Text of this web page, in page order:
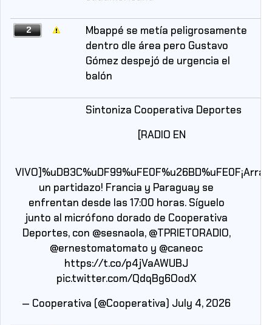
2
Mbappé se metía peligrosamente
dentro dle área pero Gustavo
Gómez despejó de urgencia el
balón
Sintoniza Cooperativa Deportes
[RADIO EN
un partidazo! Francia y Paraguay se
enfrentan desde las 17:00 horas. Síguelo
junto al micrófono dorado de Cooperativa
Deportes, con @sesnaola, @TPRIETORADIO,
@ernestomatomato y @caneoc
https://t.co/p4jVaAWUBJ
pic.twitter.com/QdqBg6OodX
— Cooperativa (@Cooperativa) July 4, 2026